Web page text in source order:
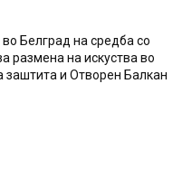
Белград на средба со
размена на искуства во
заштита и Отворен Балкан